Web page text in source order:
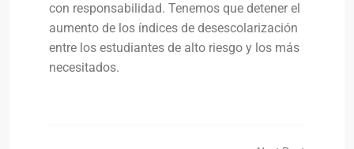
con responsabilidad. Tenemos que detener el
aumento de los índices de desescolarización
entre los estudiantes de alto riesgo y los más
necesitados.